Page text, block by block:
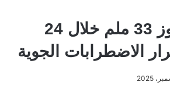
الأمطار تتجاوز 33 ملم خلال 24
الاضطرابات الجوية